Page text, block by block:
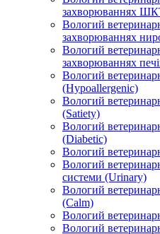
захворюваннях
Вологий
захворюваннях
Вологий
захворюваннях
Вологий
(Hypoallergenic)
Вологий
(Satiety)
Вологий
(Diabetic)
Вологий
Вологий
системи (Urinary)
Вологий
(Calm)
Вологий
Вологий